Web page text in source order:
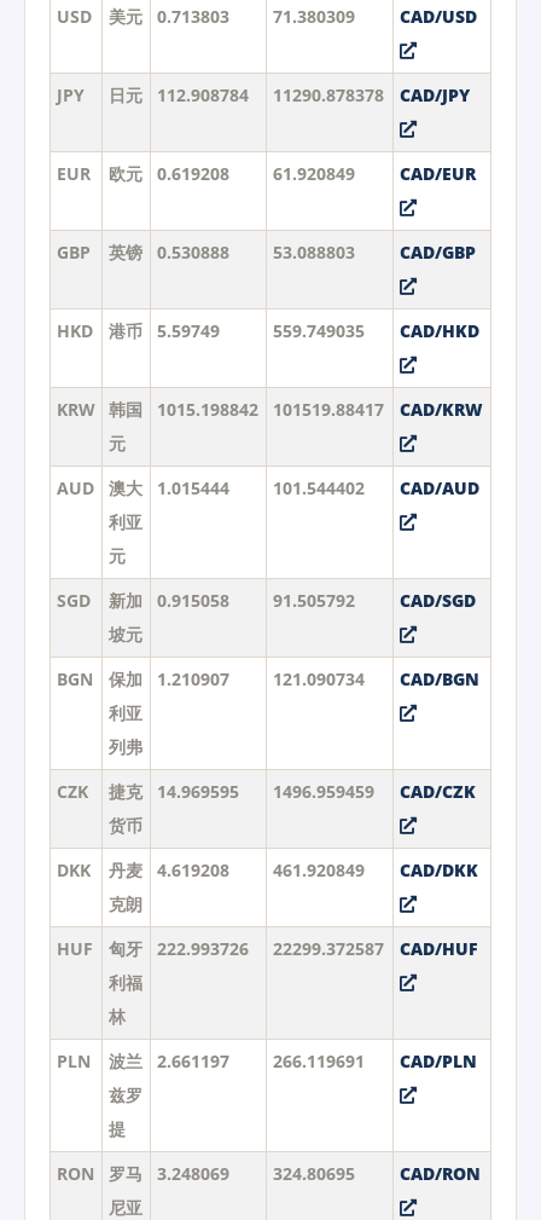
USD 美元 0.713803 71.380309 CAD/USD
JPY 日元 112.908784 11290.878378 CAD/JPY
EUR 欧元 0.619208 61.920849 CAD/EUR
GBP 英镑 0.530888 53.088803 CAD/GBP
HKD 港币 5.59749 559.749035 CAD/HKD
KRW 韩国
元
1015.198842 101519.88417 CAD/KRW
AUD
澳大
利亚
元
1.015444 101.544402 CAD/AUD
SGD
新加
坡元
0.915058 91.505792 CAD/SGD
BGN
保加
利亚
列弗
1.210907 121.090734 CAD/BGN
CZK
捷克
货币
14.969595 1496.959459 CAD/CZK
DKK
丹麦
克朗
4.619208 461.920849 CAD/DKK
HUF
匈牙
利福
林
222.993726 22299.372587 CAD/HUF
PLN
波兰
兹罗
提
2.661197 266.119691 CAD/PLN
RON
罗马
尼亚
3.248069 324.80695 CAD/RON